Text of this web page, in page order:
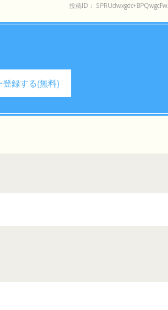
投稿ID：
登録する(無料)